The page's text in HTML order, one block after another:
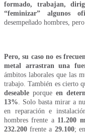
formado, trabajan,
“feminizar” algunos
desempeñado hombres,
Pero, su caso no es
metal arrastran una
ámbitos laborales que las
trabajo. También es cierto
deseable porque en
13%. Solo basta mirar a
en reparación e
hombres frente a 11.200
232.200 frente a 29.100;